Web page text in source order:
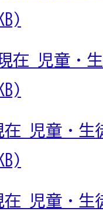
在 児童・
在 児童・
在 児童・